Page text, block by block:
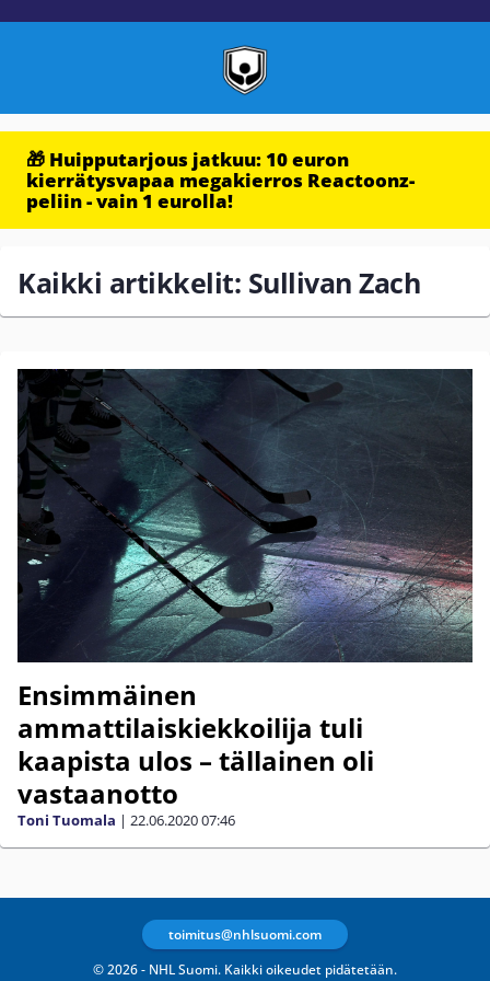
🎁 Huipputarjous jatkuu: 10 euron
kierrätysvapaa megakierros Reactoonz-
peliin - vain 1 eurolla!
Kaikki artikkelit: Sullivan Zach
Ensimmäinen
ammattilaiskiekkoilija tuli
kaapista ulos – tällainen oli
vastaanotto
Toni Tuomala | 22.06.202007:46
© 2026 - NHL Suomi. Kaikki oikeudet pidätetään.
toimitus@nhlsuomi.com